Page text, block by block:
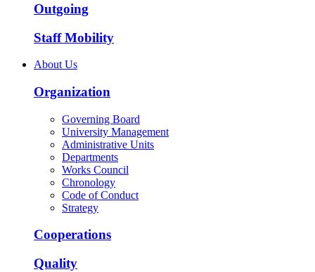
Outgoing
Staff Mobility
About Us
Organization
Governing Board
University Management
Administrative Units
Departments
Works Council
Chronology
Code of Conduct
Strategy
Cooperations
Quality